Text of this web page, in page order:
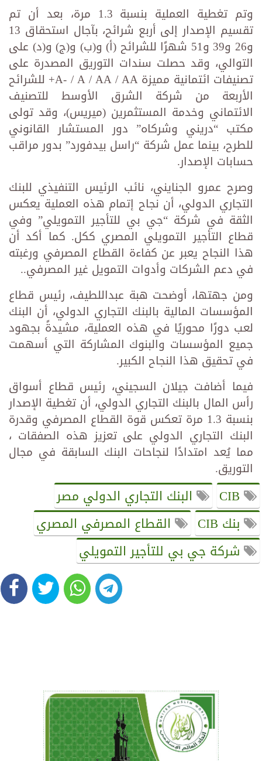
وتم تغطية العملية بنسبة 1.3 مرة، بعد أن تم
تقسيم الإصدار إلى أربع شرائح، بآجال استحقاق 13
و26 و39 و51 شهرًا للشرائح (أ) و(ب) و(ج) و(د) على
التوالي، وقد حصلت سندات التوريق المصدرة على
تصنيفات ائتمانية مميزة A- / A / AA / AA+ للشرائح
الأربعة من شركة الشرق الأوسط للتصنيف
الائتماني وخدمة المستثمرين (ميريس)، وقد تولى
مكتب “دريني وشركاه” دور المستشار القانوني
للطرح، بينما عمل شركة “راسل بيدفورد” بدور مراقب
حسابات الإصدار.
وصرح عمرو الجنايني، نائب الرئيس التنفيذي للبنك
التجاري الدولي، أن نجاح إتمام هذه العملية يعكس
الثقة في شركة “جي بي للتأجير التمويلي” وفي
قطاع التأجير التمويلي المصري ككل. كما أكد أن
هذا النجاح يعبر عن كفاءة القطاع المصرفي ورغبته
في دعم الشركات وأدوات التمويل غير المصرفي..
ومن جهتها، أوضحت هبة عبداللطيف، رئيس قطاع
المؤسسات المالية بالبنك التجاري الدولي، أن البنك
لعب دورًا محوريًا في هذه العملية، مشيدةً بجهود
جميع المؤسسات والبنوك المشاركة التي أسهمت
في تحقيق هذا النجاح الكبير.
فيما أضافت جيلان السجيني، رئيس قطاع أسواق
رأس المال بالبنك التجاري الدولي، أن تغطية الإصدار
بنسبة 1.3 مرة تعكس قوة القطاع المصرفي وقدرة
البنك التجاري الدولي على تعزيز هذه الصفقات ،
مما يُعد امتدادًا لنجاحات البنك السابقة في مجال
التوريق.
البنك التجاري الدولي مصر
بنك CIB
القطاع المصرفي المصري
شركة جي بي للتأجير التمويلي